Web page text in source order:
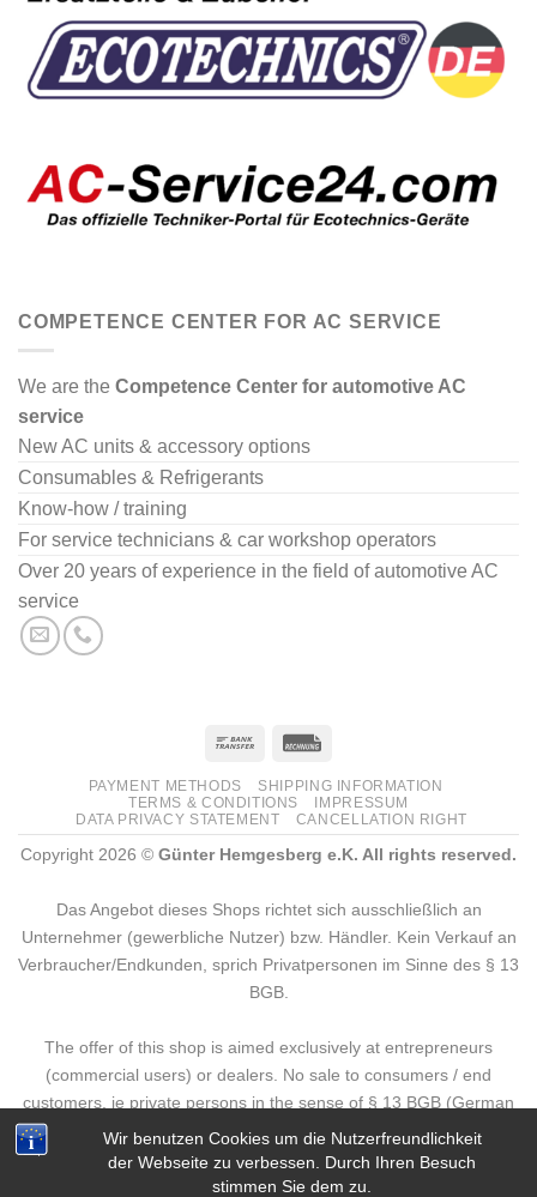
Wir benutzen Cookies um die Nutzerfreundlichkeit
der Webseite zu verbessen. Durch Ihren Besuch
stimmen Sie dem zu.
COMPETENCE CENTER FOR AC SERVICE
We are the Competence Center for automotive AC
service
New AC units & accessory options
Consumables & Refrigerants
Know-how / training
For service technicians & car workshop operators
Over 20 years of experience in the field of automotive AC
service
PAYMENT METHODS
SHIPPING INFORMATION
TERMS & CONDITIONS
IMPRESSUM
DATA PRIVACY STATEMENT
CANCELLATION RIGHT
Copyright 2026 © Günter Hemgesberg e.K. All rights reserved.
Das Angebot dieses Shops richtet sich ausschließlich an
Unternehmer (gewerbliche Nutzer) bzw. Händler. Kein Verkauf an
Verbraucher/Endkunden, sprich Privatpersonen im Sinne des § 13
BGB.
The offer of this shop is aimed exclusively at entrepreneurs
(commercial users) or dealers. No sale to consumers / end
customers, ie private persons in the sense of § 13 BGB (German
Civil Code).
Deutsch(German) English